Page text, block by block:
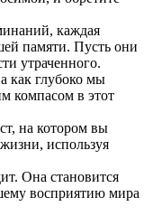
каждая
памяти. Пусть они
утраченного.
как глубоко мы
компасом в этот
на котором вы
используя
Она становится
восприятию мира